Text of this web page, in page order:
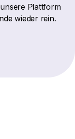
Plattform
wieder rein.